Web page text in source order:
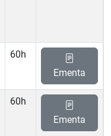
60h
Ementa
60h
Ementa